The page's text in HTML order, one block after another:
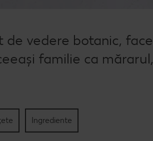
de vedere botanic, face
familie ca mărarul,
Ingrediente